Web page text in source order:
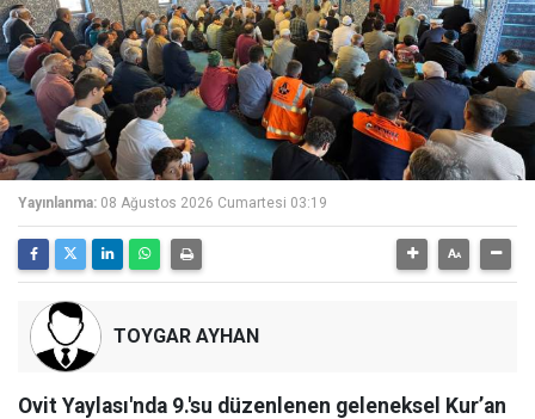
Yayınlanma: 08 Ağustos 2026 Cumartesi 03:19
TOYGAR AYHAN
Ovit Yaylası'nda 9.'su düzenlenen geleneksel Kur’an